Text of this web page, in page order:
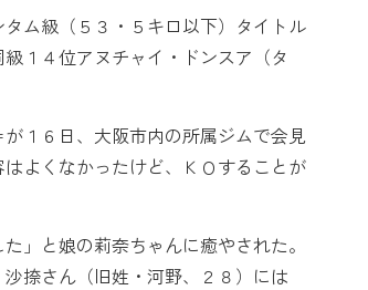
級（５３・５キロ以下）タイトル
１４位アヌチャイ・ドンスア（タ
１６日、大阪市内の所属ジムで会見
よくなかったけど、ＫＯすることが
」と娘の莉奈ちゃんに癒やされた。
捺さん（旧姓・河野、２８）には